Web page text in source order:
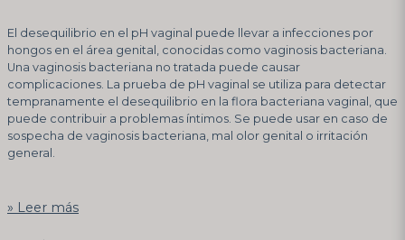
El desequilibrio en el pH vaginal puede llevar a infecciones por
hongos en el área genital, conocidas como vaginosis bacteriana.
Una vaginosis bacteriana no tratada puede causar
complicaciones. La prueba de pH vaginal se utiliza para detectar
tempranamente el desequilibrio en la flora bacteriana vaginal, que
puede contribuir a problemas íntimos. Se puede usar en caso de
sospecha de vaginosis bacteriana, mal olor genital o irritación
general.
Leer más